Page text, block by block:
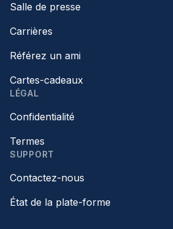
Salle de presse
Carrières
Référez un ami
Cartes-cadeaux
LÉGAL
Confidentialité
Termes
SUPPORT
Contactez-nous
État de la plate-forme